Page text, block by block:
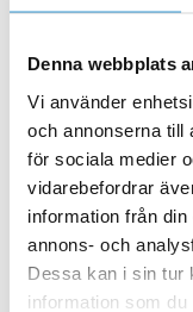
Denna webbplats
Vi använder
och annonserna till
för sociala medier
vidarebefordrar
information från
annons- och
Dessa kan i sin tur
information som
Panellist utsida
19,10 kr